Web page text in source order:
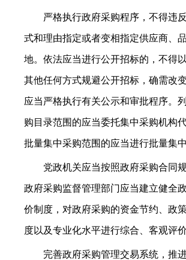
严格执行政府采购程序，不得违
式和理由指定或者变相指定供应商、
地。依法应当进行公开招标的，不得
其他任何方式规避公开招标，确需改
应当严格执行有关公示和审批程序。
购目录范围的应当委托集中采购机构
批量集中采购范围的应当进行批量集中
党政机关应当按照政府采购合同规
政府采购监督管理部门应当建立健全
价制度，对政府采购的资金节约、政
度以及专业化水平进行综合、客观评价
完善政府采购管理交易系统，推